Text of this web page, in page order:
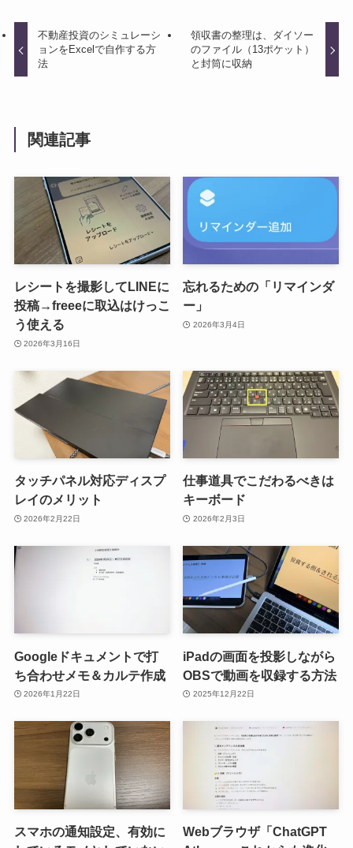
不動産投資のシミュレーシ
ョンをExcelで自作する方
法
領収書の整理は、ダイソー
のファイル（13ポケット）
と封筒に収納
関連記事
レシートを撮影してLINEに
投稿→freeeに取込はけっこ
う使える
2026年3月16日
忘れるための「リマインダ
ー」
2026年3月4日
タッチパネル対応ディスプ
レイのメリット
2026年2月22日
仕事道具でこだわるべきは
キーボード
2026年2月3日
Googleドキュメントで打
ち合わせメモ＆カルテ作成
2026年1月22日
iPadの画面を投影しながら
OBSで動画を収録する方法
2025年12月22日
スマホの通知設定、有効に
Webブラウザ「ChatGPT